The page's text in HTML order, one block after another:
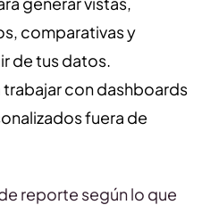
comparativas y
de tus datos.
trabajar con dashboards
fuera de
reporte según lo que